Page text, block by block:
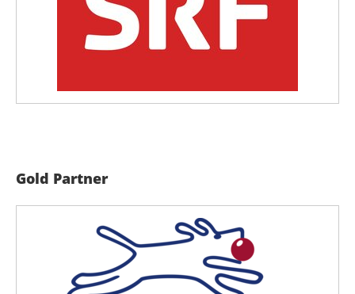
Gold Partner